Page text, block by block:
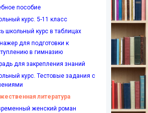
пособие
курс. 5-11 класс
школьный курс в таблицах
для подготовки к
в гимназию
для закрепления знаний
курс. Тестовые задания с
литература
женский роман